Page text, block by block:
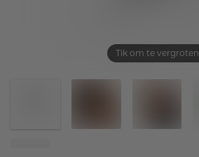
Tik om te vergroten